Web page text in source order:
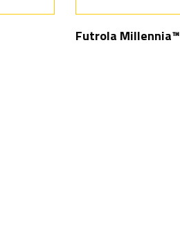
Futrola Millennia™